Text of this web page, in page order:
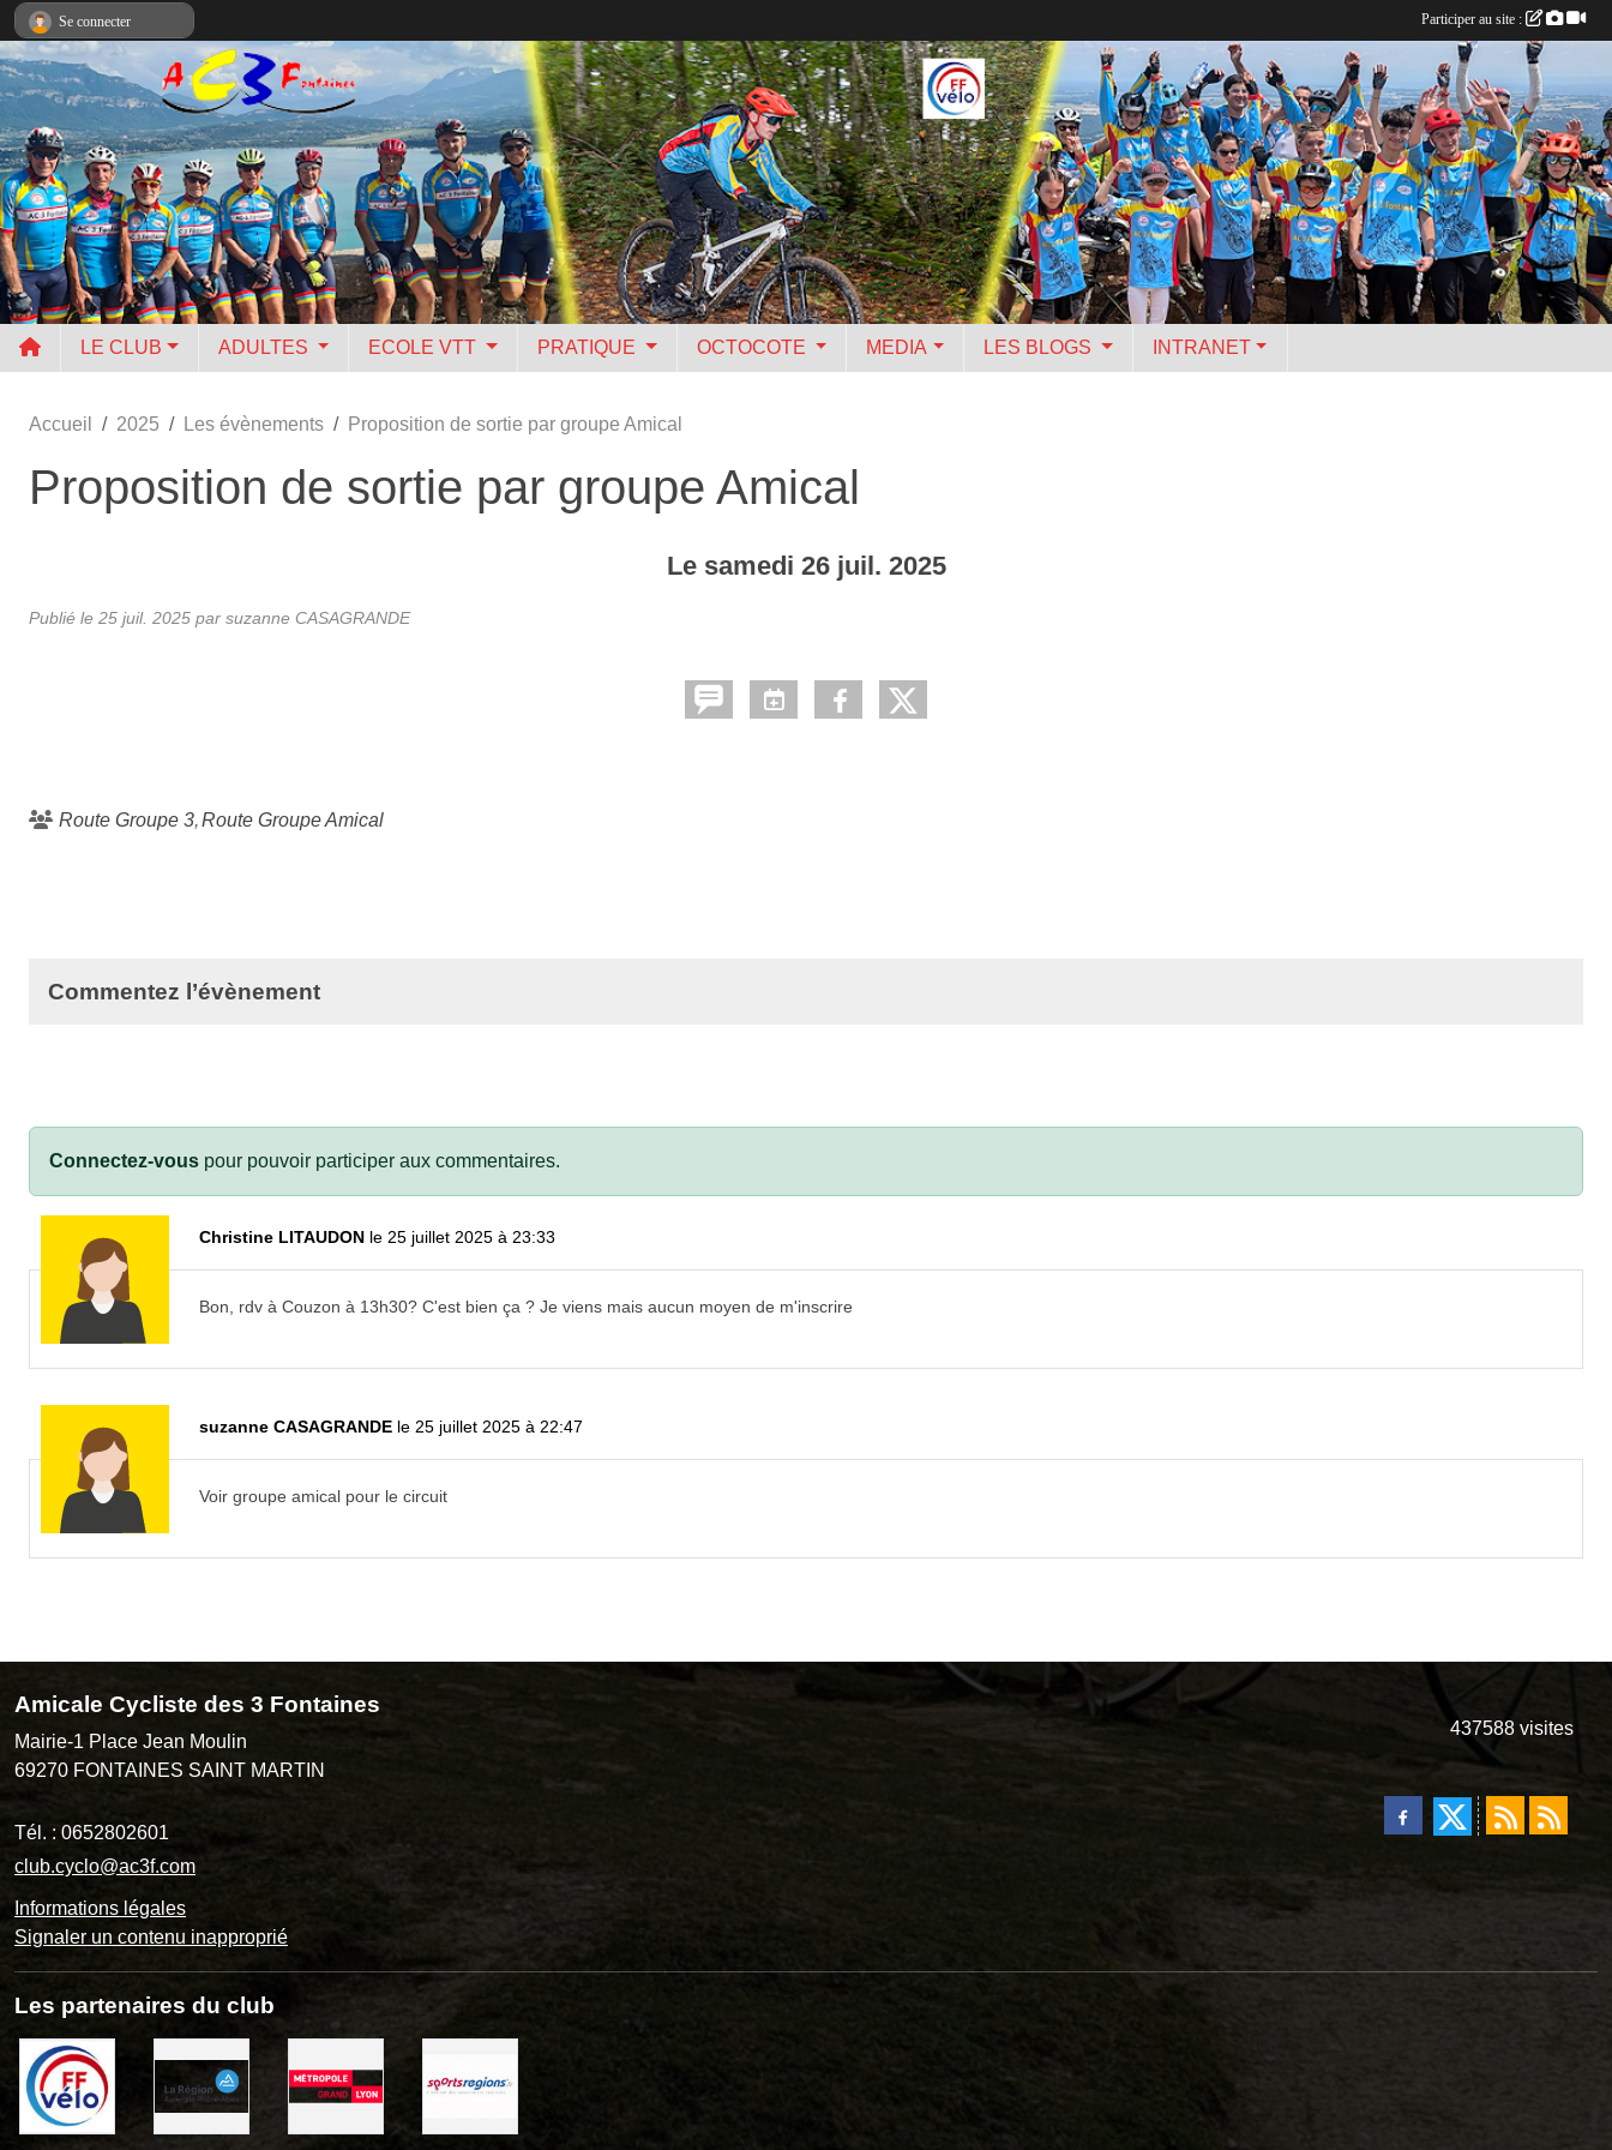
LE CLUB ADULTES ECOLE VTT PRATIQUE OCTOCOTE MEDIA LES BLOGS INTRANET
Accueil 2025 Les évènements Proposition de sortie par groupe Amical
Proposition de sortie par groupe Amical
Le samedi 26 juil. 2025
Publié le 25 juil. 2025 par suzanne CASAGRANDE
Route Groupe 3 Route Groupe Amical
Commentez l’évènement
Connectez-vous pour pouvoir participer aux commentaires.
Christine LITAUDON le 25 juillet 2025 à 23:33
Bon, rdv à Couzon à 13h30? C'est bien ça ? Je viens mais aucun moyen de m'inscrire
suzanne CASAGRANDE le 25 juillet 2025 à 22:47
Voir groupe amical pour le circuit
Amicale Cycliste des 3 Fontaines
Mairie-1 Place Jean Moulin
69270 FONTAINES SAINT MARTIN
Tél. : 0652802601
club.cyclo@ac3f.com
Informations légales
Signaler un contenu inapproprié
437588 visites
Les partenaires du club
Se connecter Participer au site :
Panneau de gestion des cookies